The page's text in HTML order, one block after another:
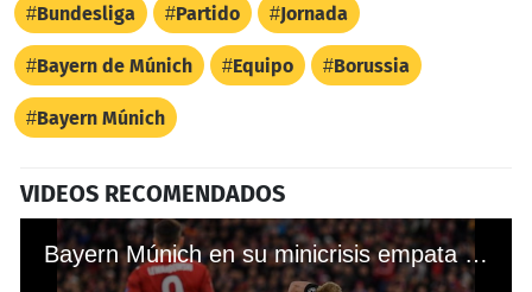
Bundesliga Partido Jornada
Bayern de Múnich Equipo Borussia
Bayern Múnich
VIDEOS RECOMENDADOS
Bayern Múnich en su minicrisis empata ante el Ajax en Champions League